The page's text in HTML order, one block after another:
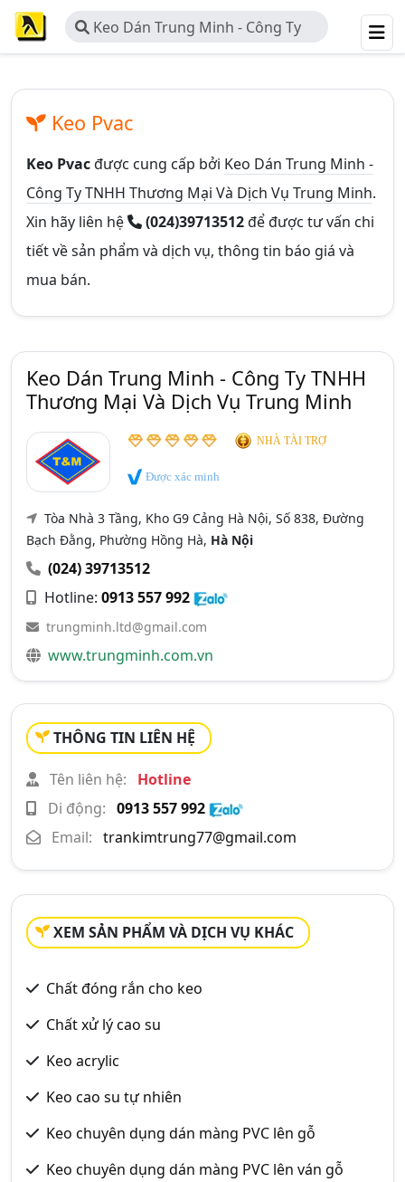
Keo Dán Trung Minh - Công Ty
TNHH Thương Mại Và Dịch Vụ
Keo Pvac
Keo Pvacđược cung cấp bởi Keo Dán Trung Minh -
Công Ty TNHH Thương Mại Và Dịch Vụ Trung Minh.
Xin hãy liên hệ
(024)39713512để được tư vấn chi
tiết về sản phẩm và dịch vụ, thông tin báo giá và
mua bán.
Keo Dán Trung Minh - Công Ty TNHH
Thương Mại Và Dịch Vụ Trung Minh
NHÀ TÀI TRỢ
Được xác minh
Tòa Nhà 3 Tầng, Kho G9 Cảng Hà Nội, Số 838, Đường
Bạch Đằng, Phường Hồng Hà, Hà Nội
(024) 39713512
Hotline: 0913 557 992
trungminh.ltd@gmail.com
www.trungminh.com.vn
THÔNG TIN LIÊN HỆ
Tên liên hệ:
Hotline
Di động: 0913 557 992
Email: trankimtrung77@gmail.com
XEM SẢN PHẨM VÀ DỊCH VỤ KHÁC
Chất đóng rắn cho keo
Chất xử lý cao su
Keo acrylic
Keo cao su tự nhiên
Keo chuyên dụng dán màng PVC lên gỗ
Keo chuyên dụng dán màng PVC lên ván gỗ